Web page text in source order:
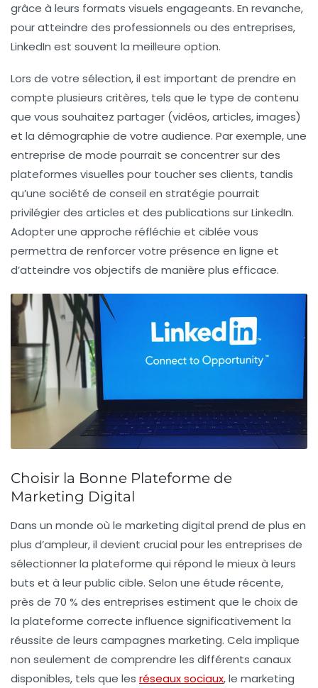
grâce à leurs formats visuels engageants. En revanche,
pour atteindre des professionnels ou des entreprises,
LinkedIn est souvent la meilleure option.
Lors de votre sélection, il est important de prendre en
compte plusieurs critères, tels que le type de contenu
que vous souhaitez partager (vidéos, articles, images)
et la démographie de votre audience. Par exemple, une
entreprise de mode pourrait se concentrer sur des
plateformes visuelles pour toucher ses clients, tandis
qu’une société de conseil en stratégie pourrait
privilégier des articles et des publications surLinkedIn.
Adopter une approche réfléchie et ciblée vous
permettra de renforcer votre présence en ligne et
d’atteindre vos objectifs de manière plus efficace.
Choisir la Bonne Plateforme de
Marketing Digital
Dans un monde où le marketing digital prend de plus en
plus d’ampleur, il devient crucial pour les entreprises de
sélectionner la plateforme qui répond le mieux à leurs
buts et à leurpublic cible. Selon une étude récente,
près de 70 % des entreprises estiment que le choix de
la plateforme correcte influence significativement la
réussite de leurs campagnes marketing. Cela implique
non seulement de comprendre les différents canaux
disponibles, tels que les réseaux sociaux, le marketing